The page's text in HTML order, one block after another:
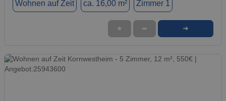
Wohnen auf Zeit ca. 16,00 m² Zimmer 1
★ ➦ ➜